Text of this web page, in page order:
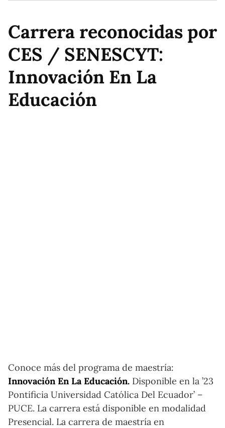
Carrera reconocidas por
CES / SENESCYT:
Innovación En La
Educación
Conoce más del programa de maestría:
Innovación En La Educación. Disponible en la ’23
Pontificia Universidad Católica Del Ecuador’ –
PUCE. La carrera está disponible en modalidad
Presencial. La carrera de maestría en